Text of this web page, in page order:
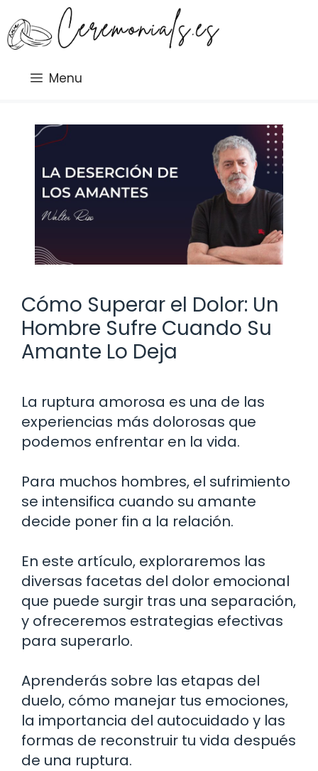
al
contenido
Menu
Cómo Superar el Dolor: Un
Hombre Sufre Cuando Su
Amante Lo Deja
La ruptura amorosa es una de las
experiencias más dolorosas que
podemos enfrentar en la vida.
Para muchos hombres, el sufrimiento
se intensifica cuando su amante
decide poner fin a la relación.
En este artículo, exploraremos las
diversas facetas del dolor emocional
que puede surgir tras una separación,
y ofreceremos estrategias efectivas
para superarlo.
Aprenderás sobre las etapas del
duelo, cómo manejar tus emociones,
la importancia del autocuidado y las
formas de reconstruir tu vida después
de una ruptura.